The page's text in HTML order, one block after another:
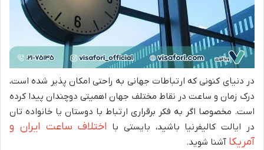
در دنیای کنونی که ارتباطات جهانی به راحتی امکان‌ پذیر شده است،
درک زمان و ساعت در نقاط مختلف جهان اهمیتی دوچندان پیدا کرده
است. مخصوصا اگر به فکر برقراری ارتباط با دوستان یا خانواده ‌تان
در ایالت کالیفرنیا باشید، بایستی با اختلاف ساعت ایران و
آمریکا آشنا شوید.